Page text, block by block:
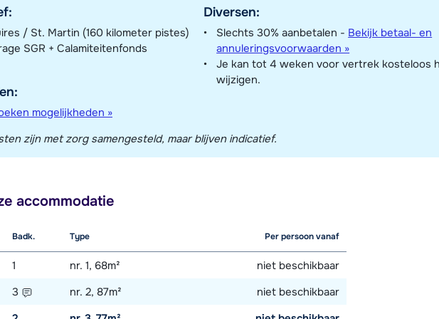
/ St. Martin (160 kilometer pistes)
SGR + Calamiteitenfonds
mogelijkheden »
Diversen:
Slechts 30% aanbetalen - Bekijk betaal- en
annuleringsvoorwaarden »
Je kan tot 4 weken voor vertrek kosteloos
wijzigen.
zijn met zorg samengesteld, maar blijven indicatief.
accommodatie
Badk. Type Per persoon vanaf
1 nr. 1, 68m²
niet beschikbaar
3 nr. 2, 87m²
niet beschikbaar